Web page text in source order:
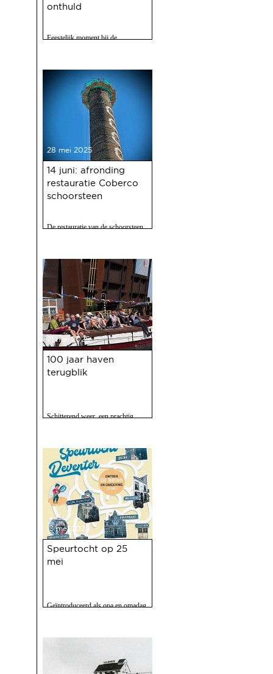
onthuld
Feestelijk moment bij de
28 mei 2025
14 juni: afronding
restauratie Coberco
schoorsteen
De restauratie van de schoorsteen
21 mei 2025
100 jaar haven
terugblik
Schitterend weer, een prachtig
op 10 mei jl. van 100 jaar Haven
was een ongekend succes.
13 mei 2025
Speurtocht op 25
mei
Geïntroduceerd als opa en omadag